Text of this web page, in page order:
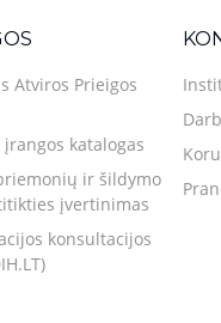
Atviros Prieigos
katalogas
ir šildymo
įvertinimas
konsultacijos